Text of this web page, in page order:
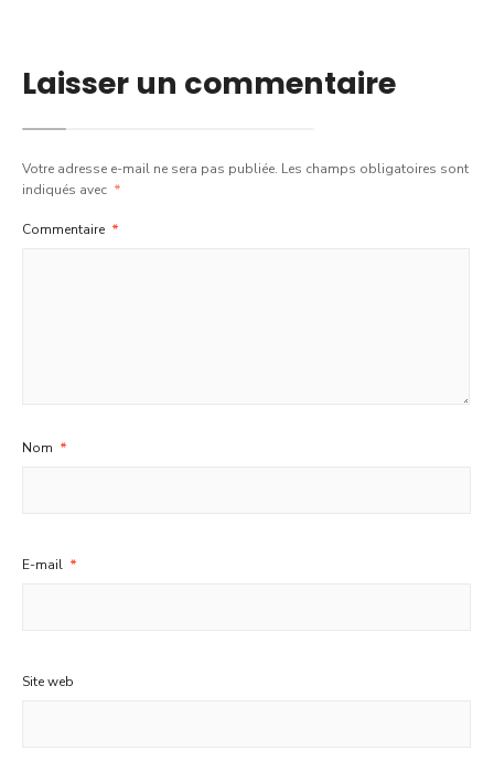
Laisser un commentaire
Votre adresse e-mail ne sera pas publiée. Les champs obligatoires sont
indiqués avec *
Commentaire *
Nom *
E-mail *
Site web